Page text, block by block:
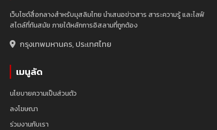
เว็บไซต์สื่อกลางสำหรับมุสลิมไทย นำเสนอข่าวสาร สาระความรู้ และไลฟ์
สไตล์ที่ทันสมัย ภายใต้หลักการอิสลามที่ถูกต้อง
กรุงเทพมหานคร, ประเทศไทย
เมนูลัด
นโยบายความเป็นส่วนตัว
ลงโฆษณา
ร่วมงานกับเรา